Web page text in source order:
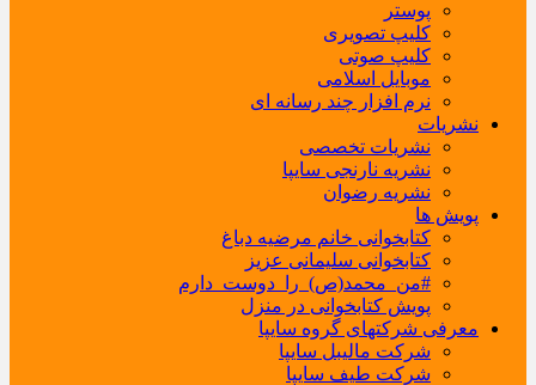
پوستر
کلیپ تصویری
کلیپ صوتی
موبایل اسلامی
نرم افزار چند رسانه ای
نشریات
نشریات تخصصی
نشریه نارنجی سایپا
نشریه رضوان
پویش ها
کتابخوانی خانم مرضیه دباغ
کتابخوانی سلیمانی عزیز
#من_محمد(ص)_را_دوست_دارم
پویش کتابخوانی در منزل
معرفی شرکتهای گروه سایپا
شرکت مالیبل سایپا
شرکت طیف سایپا